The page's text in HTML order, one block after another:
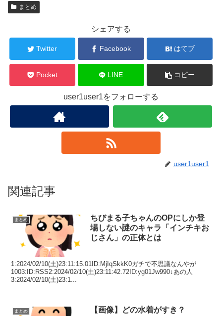
まとめ
シェアする
Twitter Facebook はてブ
Pocket LINE コピー
user1user1をフォローする
user1user1
関連記事
まとめ
ちびまる子ちゃんのOPにしか登
場しない謎のキャラ「インチキお
じさん」の正体とは
1:2024/02/10(土)23:11:15.01ID:MjIqSkkK0ガチで不思議なんやが
1003:ID:RSS2:2024/02/10(土)23:11:42.72ID:yg01Jw990↓あの人
3:2024/02/10(土)23:1...
まとめ 【画像】どの水着がすき？